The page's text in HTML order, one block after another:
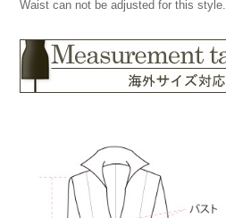
Waist can not be adjusted for this style.